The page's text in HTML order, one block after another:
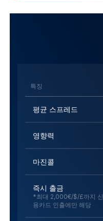
특징
평균 스프레드
영향력
마진콜
즉시 출금
*최대 2,000€/$/£까지 신
용카드 인출에만 해당